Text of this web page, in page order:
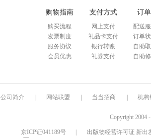
购物指南
购买流程
发票制度
服务协议
会员优惠
支付方式
网上支付
礼品卡支付
银行转账
礼券支付
订
配送
订单
自助
自助
公司简介 网站联盟 当当招商 机构
Copyright 2004
京ICP证041189号
出版物经营许可证 新出